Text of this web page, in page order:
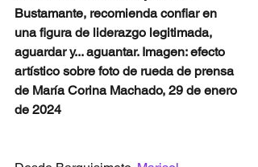
Bustamante, recomienda confiar en
una figura de liderazgo legitimada,
aguardar y... aguantar. Imagen: efecto
artístico sobre foto de rueda de prensa
de María Corina Machado, 29 de enero
de 2024